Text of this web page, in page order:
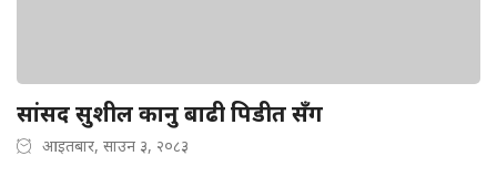
सांसद सुशील कानु बाढी पिडीत सँग
आइतबार, साउन ३, २०८३